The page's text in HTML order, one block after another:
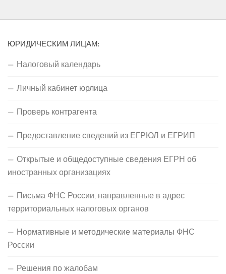
ЮРИДИЧЕСКИМ ЛИЦАМ:
Налоговый календарь
Личный кабинет юрлица
Проверь контрагента
Предоставление сведений из ЕГРЮЛ и ЕГРИП
Открытые и общедоступные сведения ЕГРН об
иностранных организациях
Письма ФНС России, направленные в адрес
территориальных налоговых органов
Нормативные и методические материалы ФНС
России
Решения по жалобам